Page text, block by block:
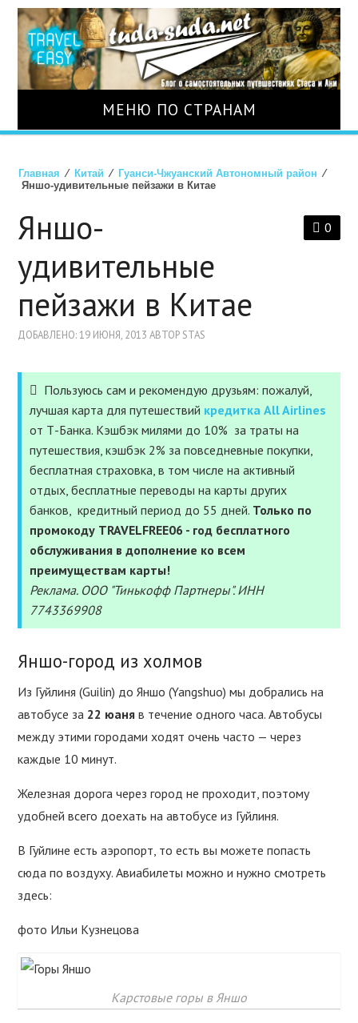
МЕНЮ ПО СТРАНАМ
СТРАНЫ
ТУРЫ
АВИАБИЛЕТЫ
ОТЕЛИ
СТРАХОВКА
УСЛУГИ
ПОЛЕЗНОЕ
ПОДДЕРЖАТЬ
Главная ⁄ Китай ⁄ Гуанси-Чжуанский Автономный район ⁄
Яншо-удивительные пейзажи в Китае
0
Яншо-
удивительные
пейзажи в Китае
ДОБАВЛЕНО: 19 ИЮНЯ, 2013 АВТОР STAS
Пользуюсь сам и рекомендую друзьям: пожалуй,
лучшая карта для путешествий кредитка All Airlines
от Т-Банка. Кэшбэк милями до 10% за траты на
путешествия, кэшбэк 2% за повседневные покупки,
бесплатная страховка, в том числе на активный
отдых, бесплатные переводы на карты других
банков, кредитный период до 55 дней. Только по
промокоду TRAVELFREE06 - год бесплатного
обслуживания в дополнение ко всем
преимуществам карты!
Реклама. ООО "Тинькофф Партнеры". ИНН
7743369908
Яншо-город из холмов
Из Гуйлиня (Guilin) до Яншо (Yangshuo) мы добрались на
автобусе за 22 юаня в течение одного часа. Автобусы
между этими городами ходят очень часто — через
каждые 10 минут.
Железная дорога через город не проходит, поэтому
удобней всего доехать на автобусе из Гуйлиня.
В Гуйлине есть аэропорт, то есть вы можете попасть
сюда по воздуху. Авиабилеты можно и нужно смотреть
здесь:
фото Ильи Кузнецова
Карстовые горы в Яншо